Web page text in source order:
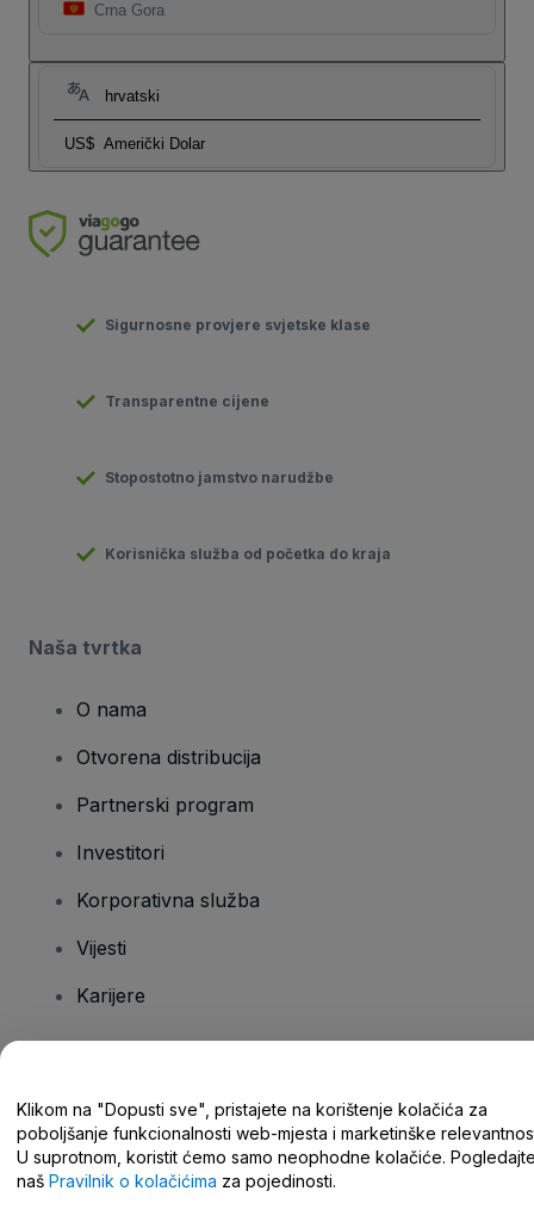
Crna Gora
hrvatski
US$ Američki Dolar
Sigurnosne provjere svjetske klase
Transparentne cijene
Stopostotno jamstvo narudžbe
Korisnička služba od početka do kraja
Naša tvrtka
O nama
Otvorena distribucija
Partnerski program
Investitori
Korporativna služba
Vijesti
Karijere
Centar za pomoć/kontaktirajte nas
Klikom na "Dopusti sve", pristajete na korištenje kolačića za
poboljšanje funkcionalnosti web-mjesta i marketinške
U suprotnom, koristit ćemo samo neophodne kolačiće.
naš Pravilnik o kolačićima za pojedinosti.